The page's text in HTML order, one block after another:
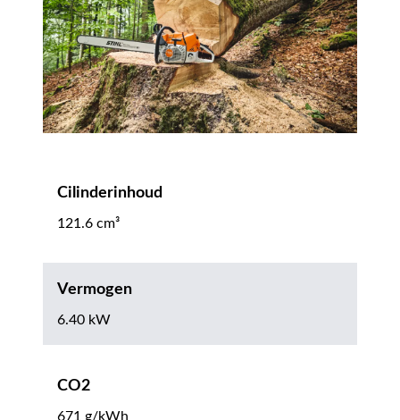
Cilinderinhoud
121.6 cm³
Vermogen
6.40 kW
CO2
671 g/kWh